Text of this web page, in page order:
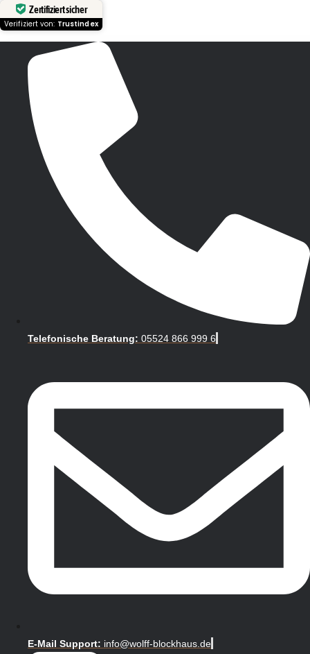
Zertifiziert sicher
Verifiziert von: Trustindex
Telefonische Beratung: 05524 866 999 6
E-Mail Support: info@wolff-blockhaus.de